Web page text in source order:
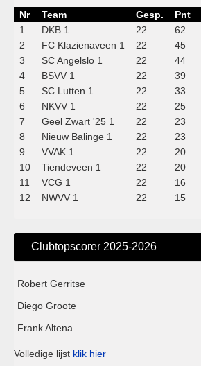
Nr Team Gesp. Pnt
1
DKB 1 22 62
2
FC Klazienaveen 1 22 45
3
SC Angelslo 1 22 44
4
BSVV 1 22 39
5
SC Lutten 1 22 33
6
NKVV 1 22 25
7
Geel Zwart '25 1 22 23
8
Nieuw Balinge 1 22 23
9
VVAK 1 22 20
10
Tiendeveen 1 22 20
11
VCG 1 22 16
12
NWVV 1 22 15
Clubtopscorer 2025-2026
Robert Gerritse
Diego Groote
Frank Altena
Volledige lijst klik hier